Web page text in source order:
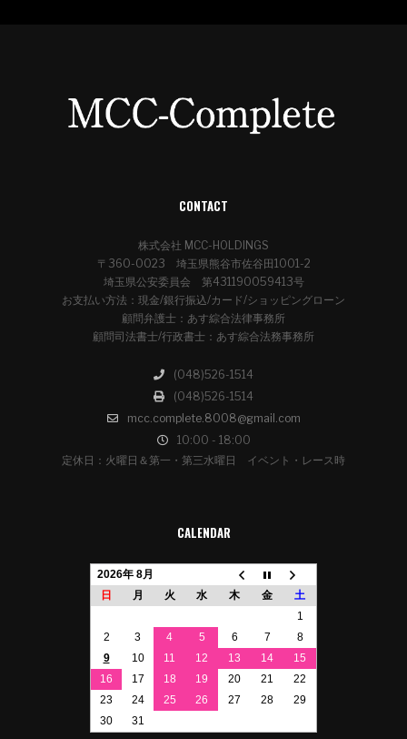
CONTACT
株式会社 MCC-HOLDINGS
〒360-0023 埼玉県熊谷市佐谷田1001-2
埼玉県公安委員会 第431190059413号
お支払い方法：現金/銀行振込/カード/ショッピングローン
顧問弁護士：あす綜合法律事務所
顧問司法書士/行政書士：あす綜合法務事務所
(048)526-1514
(048)526-1514
mcc.complete.8008@gmail.com
10:00 - 18:00
定休日：火曜日＆第一・第三水曜日 イベント・レース時
CALENDAR
2026年 8月
日
月 火 水 木 金
土
1
2
3 4 5 6 7
8
9
10 11 12 13 14
15
16
17 18 19 20 21
22
23
24 25 26 27 28
29
30
31